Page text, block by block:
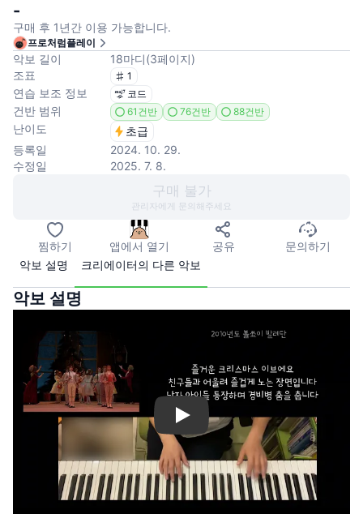
-
구매 후 1년간 이용 가능합니다.
프로처럼플레이
악보 길이 18마디(3페이지)
조표
1
연습 보조 정보 코드
건반 범위 61건반 76건반 88건반
난이도
초급
등록일
2024. 10. 29.
수정일
2025. 7. 8.
구매 불가
관리자에게 문의해주세요
찜하기 앱에서 열기 공유
문의하기
악보 설명
크리에이터의 다른 악보
악보 설명
Play